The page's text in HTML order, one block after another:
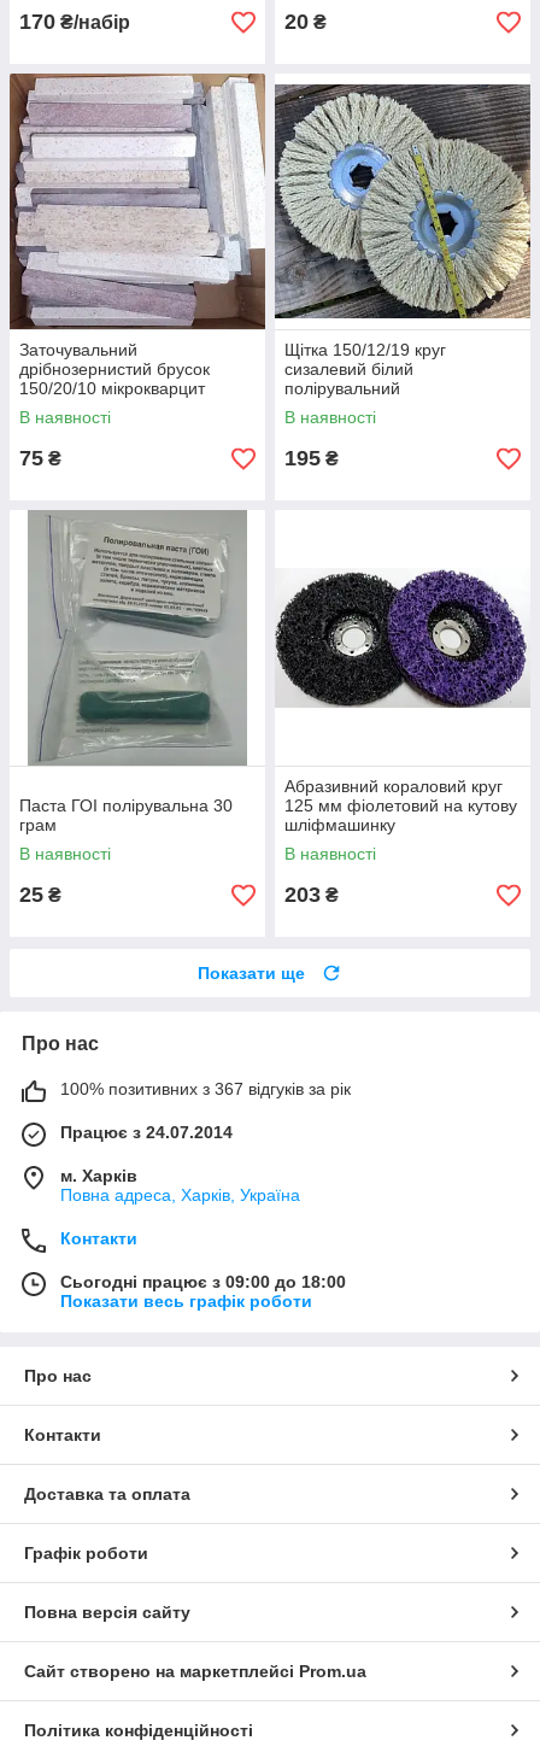
170 ₴/набір 20 ₴
Заточувальний
дрібнозернистий брусок
150/20/10 мікрокварцит
фінішне заточування
В наявності
75 ₴
Щітка 150/12/19 круг
сизалевий білий
полірувальний
В наявності
195 ₴
Паста ГОІ полірувальна 30
грам
В наявності
25 ₴
Абразивний кораловий круг
125 мм фіолетовий на кутову
шліфмашинку
В наявності
203 ₴
Показати ще
Про нас
100% позитивних з 367 відгуків за рік
Працює з 24.07.2014
м. Харків
Повна адреса, Харків, Україна
Контакти
Сьогодні працює з 09:00 до 18:00
Показати весь графік роботи
Про нас
Контакти
Доставка та оплата
Графік роботи
Повна версія сайту
Сайт створено на маркетплейсі Prom.ua
Політика конфіденційності